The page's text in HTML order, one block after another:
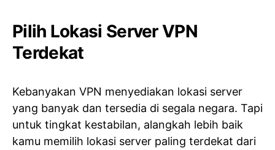
Pilih Lokasi Server VPN
Terdekat
Kebanyakan VPN menyediakan lokasi server
yang banyak dan tersedia di segala negara. Tapi
untuk tingkat kestabilan, alangkah lebih baik
kamu memilih lokasi server paling terdekat dari